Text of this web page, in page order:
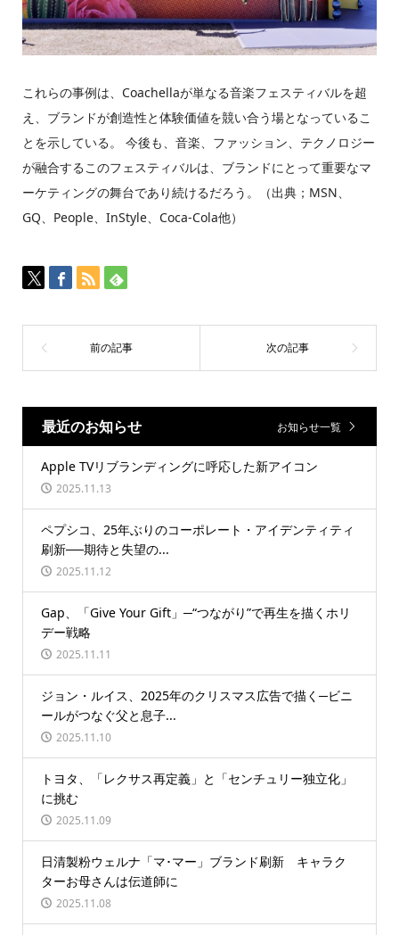
これらの事例は、Coachellaが単なる音楽フェスティバルを超
え、ブランドが創造性と体験価値を競い合う場となっているこ
とを示している。 今後も、音楽、ファッション、テクノロジー
が融合するこのフェスティバルは、ブランドにとって重要なマ
ーケティングの舞台であり続けるだろう。（出典；MSN、
GQ、People、InStyle、Coca-Cola他）
最近のお知らせ お知らせ一覧
Apple TVリブランディングに呼応した新アイコン
2025.11.13
ペプシコ、25年ぶりのコーポレート・アイデンティティ
刷新──期待と失望の...
2025.11.12
Gap、「Give Your Gift」─“つながり”で再生を描くホリ
デー戦略
2025.11.11
ジョン・ルイス、2025年のクリスマス広告で描く─ビニ
ールがつなぐ父と息子...
2025.11.10
トヨタ、「レクサス再定義」と「センチュリー独立化」
に挑む
2025.11.09
日清製粉ウェルナ「マ･マー」ブランド刷新 キャラク
ターお母さんは伝道師に
2025.11.08